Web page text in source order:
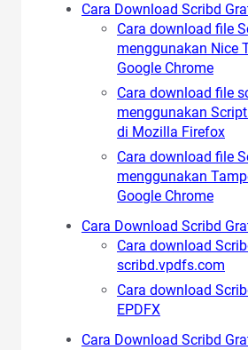
Cara Download Scribd
Cara download file
menggunakan Nice
Google Chrome
Cara download file
menggunakan
di Mozilla Firefox
Cara download file
menggunakan
Google Chrome
Cara Download Scribd
Cara download
scribd.vpdfs.com
Cara download
EPDFX
Cara Download Scribd